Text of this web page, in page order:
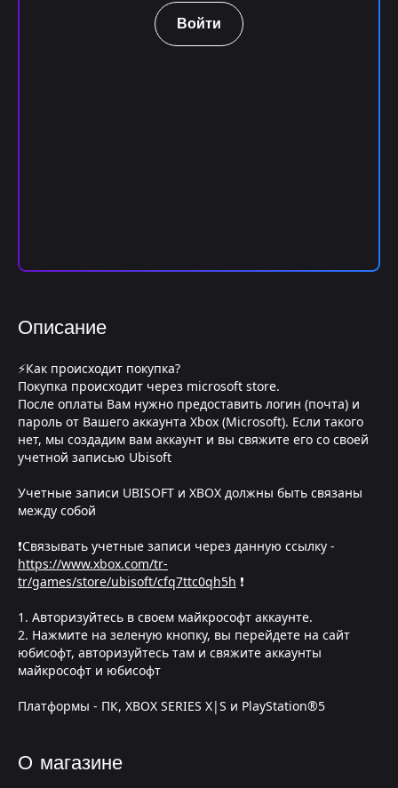
Войти
Описание
⚡Как происходит покупка?
Покупка происходит через microsoft store.
После оплаты Вам нужно предоставить логин (почта) и
пароль от Вашего аккаунта Xbox (Microsoft). Если такого
нет, мы создадим вам аккаунт и вы свяжите его со своей
учетной записью Ubisoft
Учетные записи UBISOFT и XBOX должны быть связаны
между собой
❗Связывать учетные записи через данную ссылку -
https://www.xbox.com/tr-
tr/games/store/ubisoft/cfq7ttc0qh5h ❗
1. Авторизуйтесь в своем майкрософт аккаунте.
2. Нажмите на зеленую кнопку, вы перейдете на сайт
юбисофт, авторизуйтесь там и свяжите аккаунты
майкрософт и юбисофт
Платформы - ПК, XBOX SERIES X|S и PlayStation®5
О магазине